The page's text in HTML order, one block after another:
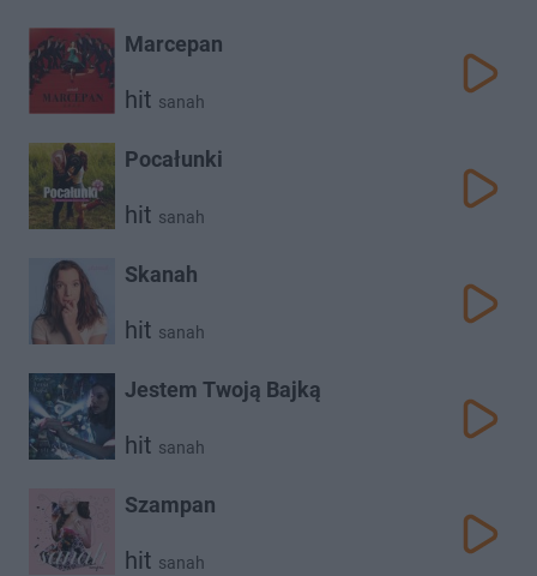
Marcepan
hit sanah
Pocałunki
hit sanah
Skanah
hit sanah
Jestem Twoją Bajką
hit sanah
Szampan
hit sanah